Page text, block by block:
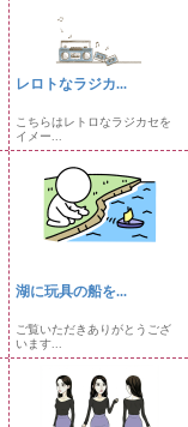
レロトなラジカ...
こちらはレトロなラジカセを
イメー...
湖に玩具の船を...
ご覧いただきありがとうござ
います...